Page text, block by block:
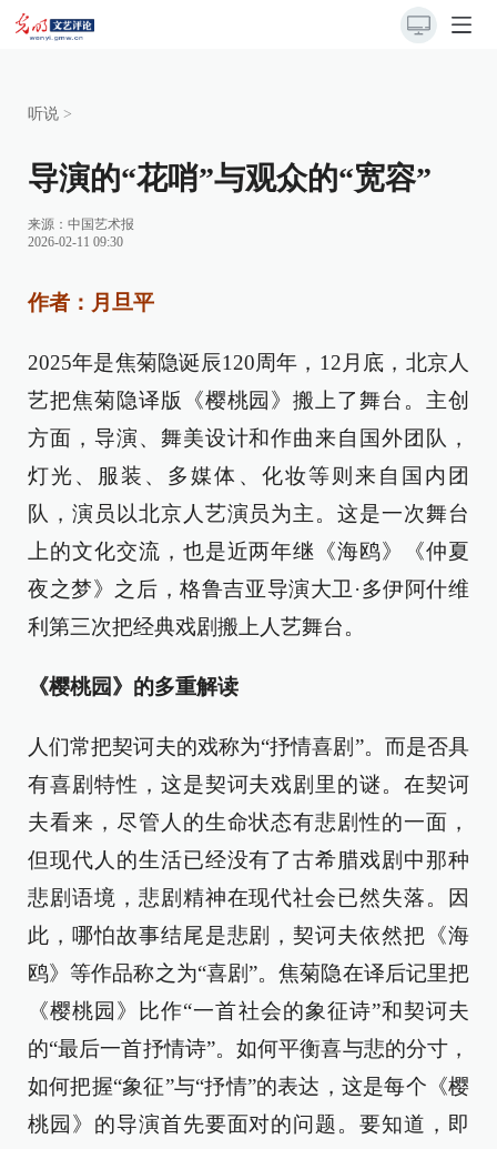
听说 >
导演的“花哨”与观众的“宽容”
来源： 中国艺术报
2026-02-11 09:30
作者：月旦平
2025年是焦菊隐诞辰120周年，12月底，北京人
艺把焦菊隐译版《樱桃园》搬上了舞台。主创
方面，导演、舞美设计和作曲来自国外团队，
灯光、服装、多媒体、化妆等则来自国内团
队，演员以北京人艺演员为主。这是一次舞台
上的文化交流，也是近两年继《海鸥》《仲夏
夜之梦》之后，格鲁吉亚导演大卫·多伊阿什维
利第三次把经典戏剧搬上人艺舞台。
《樱桃园》的多重解读
人们常把契诃夫的戏称为“抒情喜剧”。而是否具
有喜剧特性，这是契诃夫戏剧里的谜。在契诃
夫看来，尽管人的生命状态有悲剧性的一面，
但现代人的生活已经没有了古希腊戏剧中那种
悲剧语境，悲剧精神在现代社会已然失落。因
此，哪怕故事结尾是悲剧，契诃夫依然把《海
鸥》等作品称之为“喜剧”。焦菊隐在译后记里把
《樱桃园》比作“一首社会的象征诗”和契诃夫
的“最后一首抒情诗”。如何平衡喜与悲的分寸，
如何把握“象征”与“抒情”的表达，这是每个《樱
桃园》的导演首先要面对的问题。要知道，即